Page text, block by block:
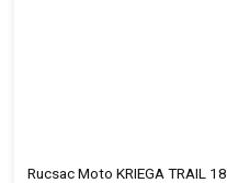
Rucsac Moto KRIEGA TRAIL 18